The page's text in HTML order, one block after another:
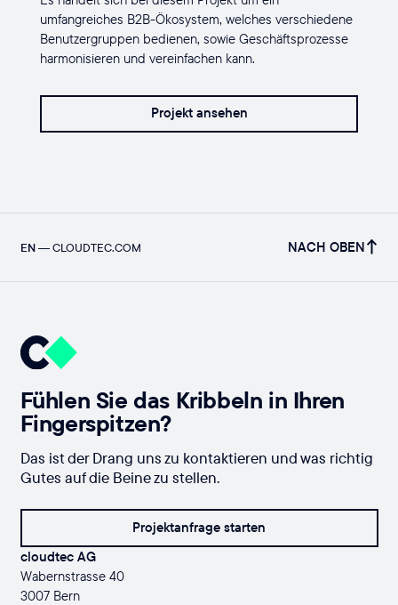
umfangreiches B2B-Ökosystem, welches verschiedene
Benutzergruppen bedienen, sowie Geschäftsprozesse
harmonisieren und vereinfachen kann.
Projekt ansehen
EN —CLOUDTEC.COM NACH OBEN
Fühlen Sie das Kribbeln in Ihren
Fingerspitzen?
Das ist der Drang uns zu kontaktieren und was richtig
Gutes auf die Beine zu stellen.
Projektanfrage starten
cloudtec AG
Wabernstrasse 40
3007 Bern